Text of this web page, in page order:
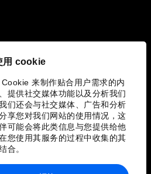
用 cookie
来制作贴合用户需求的内
提供社交媒体功能以及分析我们
们还会与社交媒体、广告和分析
享您对我们网站的使用情况，这
可能会将此类信息与您提供给他
您使用其服务的过程中收集的其
合。